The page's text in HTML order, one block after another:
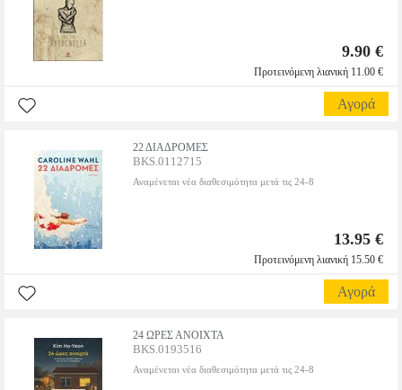
9.90 €
Προτεινόμενη λιανική 11.00 €
Αγορά
22 ΔΙΑΔΡΟΜΕΣ
BKS.0112715
Αναμένεται νέα διαθεσιμότητα μετά τις 24-8
13.95 €
Προτεινόμενη λιανική 15.50 €
Αγορά
24 ΩΡΕΣ ΑΝΟΙΧΤΑ
BKS.0193516
Αναμένεται νέα διαθεσιμότητα μετά τις 24-8